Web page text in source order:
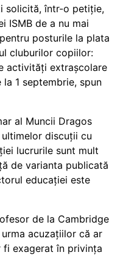
solicită, într-o petiție,
ISMB de a nu mai
posturile la plata
cluburilor copiilor:
activități extrașcolare
1 septembrie, spun
al Muncii Dragos
ultimelor discuții cu
lucrurile sunt mult
de varianta publicată
educației este
de la Cambridge
acuzațiilor că ar
fi exagerat în privința